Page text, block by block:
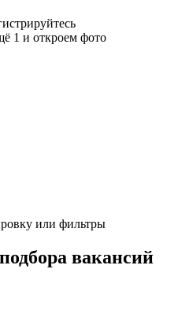
1 и откроем фото
или фильтры
вакансий